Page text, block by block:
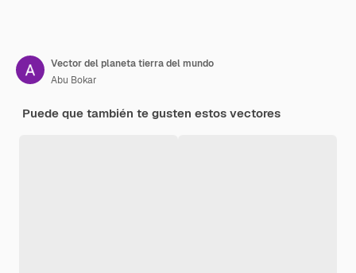
Vector del planeta tierra del mundo
Abu Bokar
Puede que también te gusten estos vectores